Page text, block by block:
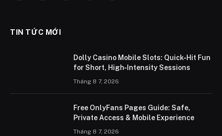
TIN TỨC MỚI
Dolly Casino Mobile Slots: Quick‑Hit Fun
for Short, High‑Intensity Sessions
Tháng 8 7, 2026
Free OnlyFans Pages Guide: Safe,
Private Access & Mobile Experience
Tháng 8 7, 2026